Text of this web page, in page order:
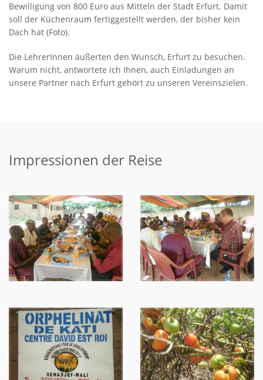
Bewilligung von 800 Euro aus Mitteln der Stadt Erfurt. Damit
soll der Küchenraum fertiggestellt werden, der bisher kein
Dach hat (Foto).
Die LehrerInnen äußerten den Wunsch, Erfurt zu besuchen.
Warum nicht, antwortete ich Ihnen, auch Einladungen an
unsere Partner nach Erfurt gehört zu unseren Vereinszielen.
Impressionen der Reise